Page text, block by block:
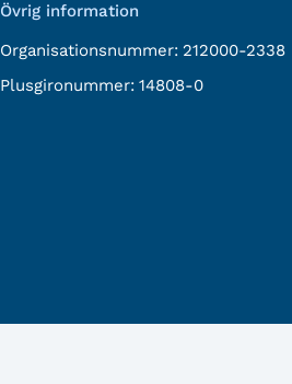
Övrig information
Organisationsnummer: 212000-2338
Plusgironummer: 14808-0